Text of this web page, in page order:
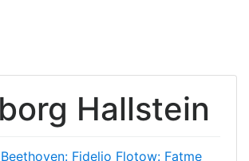
Hallstein
Beethoven: Fidelio Flotow: Fatme